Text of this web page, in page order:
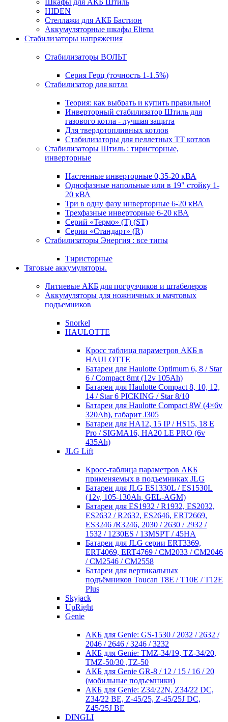
Шкафы для АКБ Штиль
HIDEN
Стеллажи для АКБ Бастион
Аккумуляторные шкафы Eltena
Стабилизаторы напряжения
Стабилизаторы ВОЛЬТ
Серия Герц (точность 1-1.5%)
Стабилизатор для котла
Теория: как выбрать и купить правильно!
Инверторный стабилизатор Штиль для
газового котла - лучшая защита
Для твердотопливных котлов
Стабилизаторы для пеллетных ТТ котлов
Стабилизаторы Штиль : тиристорные,
инверторные
Настенные инверторные 0,35-20 кВА
Однофазные напольные или в 19" стойку 1-
20 кВА
Три в одну фазу инверторные 6-20 кВА
Трехфазные инверторные 6-20 кВА
Серий «Термо» (T) (ST)
Серии «Стандарт» (R)
Стабилизаторы Энергия : все типы
Тиристорные
Тяговые аккумуляторы.
Литиевые АКБ для погрузчиков и штабелеров
Аккумуляторы для ножничных и мачтовых
подъемников
Snorkel
HAULOTTE
Кросc таблица параметров АКБ в
HAULOTTE
Батареи для Haulotte Optimum 6, 8 / Star
6 / Compact 8mt (12v 105Ah)
Батареи для Haulotte Compact 8, 10, 12,
14 / Star 6 PICKING / Star 8/10
Батареи для Haulotte Compact 8W (4×6v
320Ah), габарит J305
Батареи для HA12, 15 IP / HS15, 18 E
Pro / SIGMA16, HA20 LE PRO (6v
435Ah)
JLG Lift
Кросc-таблица параметров АКБ
применяемых в подъемниках JLG
Батареи для JLG ES1330L / ES1530L
(12v, 105-130Ah, GEL-AGM)
Батареи для ES1932 / R1932, ES2032,
ES2632 / R2632, ES2646, ERT2669,
ES3246 /R3246, 2030 / 2630 / 2932 /
1532 / 1230ES / 13MSPT / 45HA
Батареи для JLG серии ERT3369,
ERT4069, ERT4769 / CM2033 / CM2046
/ CM2546 / CM2558
Батареи для вертикальных
подъёмников Toucan T8E / T10E / T12E
Plus
Skyjack
UpRight
Genie
АКБ для Genie: GS-1530 / 2032 / 2632 /
2046 / 2646 / 3246 / 3232
АКБ для Genie: TMZ-34/19, TZ-34/20,
TMZ-50/30 ,TZ-50
АКБ для Genie GR-8 / 12 / 15 / 16 / 20
(мобильные подъемники)
АКБ для Genie: Z34/22N, Z34/22 DC,
Z34/22 BE, Z-45/25, Z-45/25J DC,
Z45/25J BE
DINGLI